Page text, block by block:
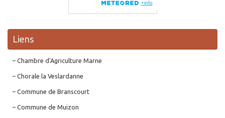
Liens
– Chambre d'Agriculture Marne
– Chorale la Veslardanne
– Commune de Branscourt
– Commune de Muizon